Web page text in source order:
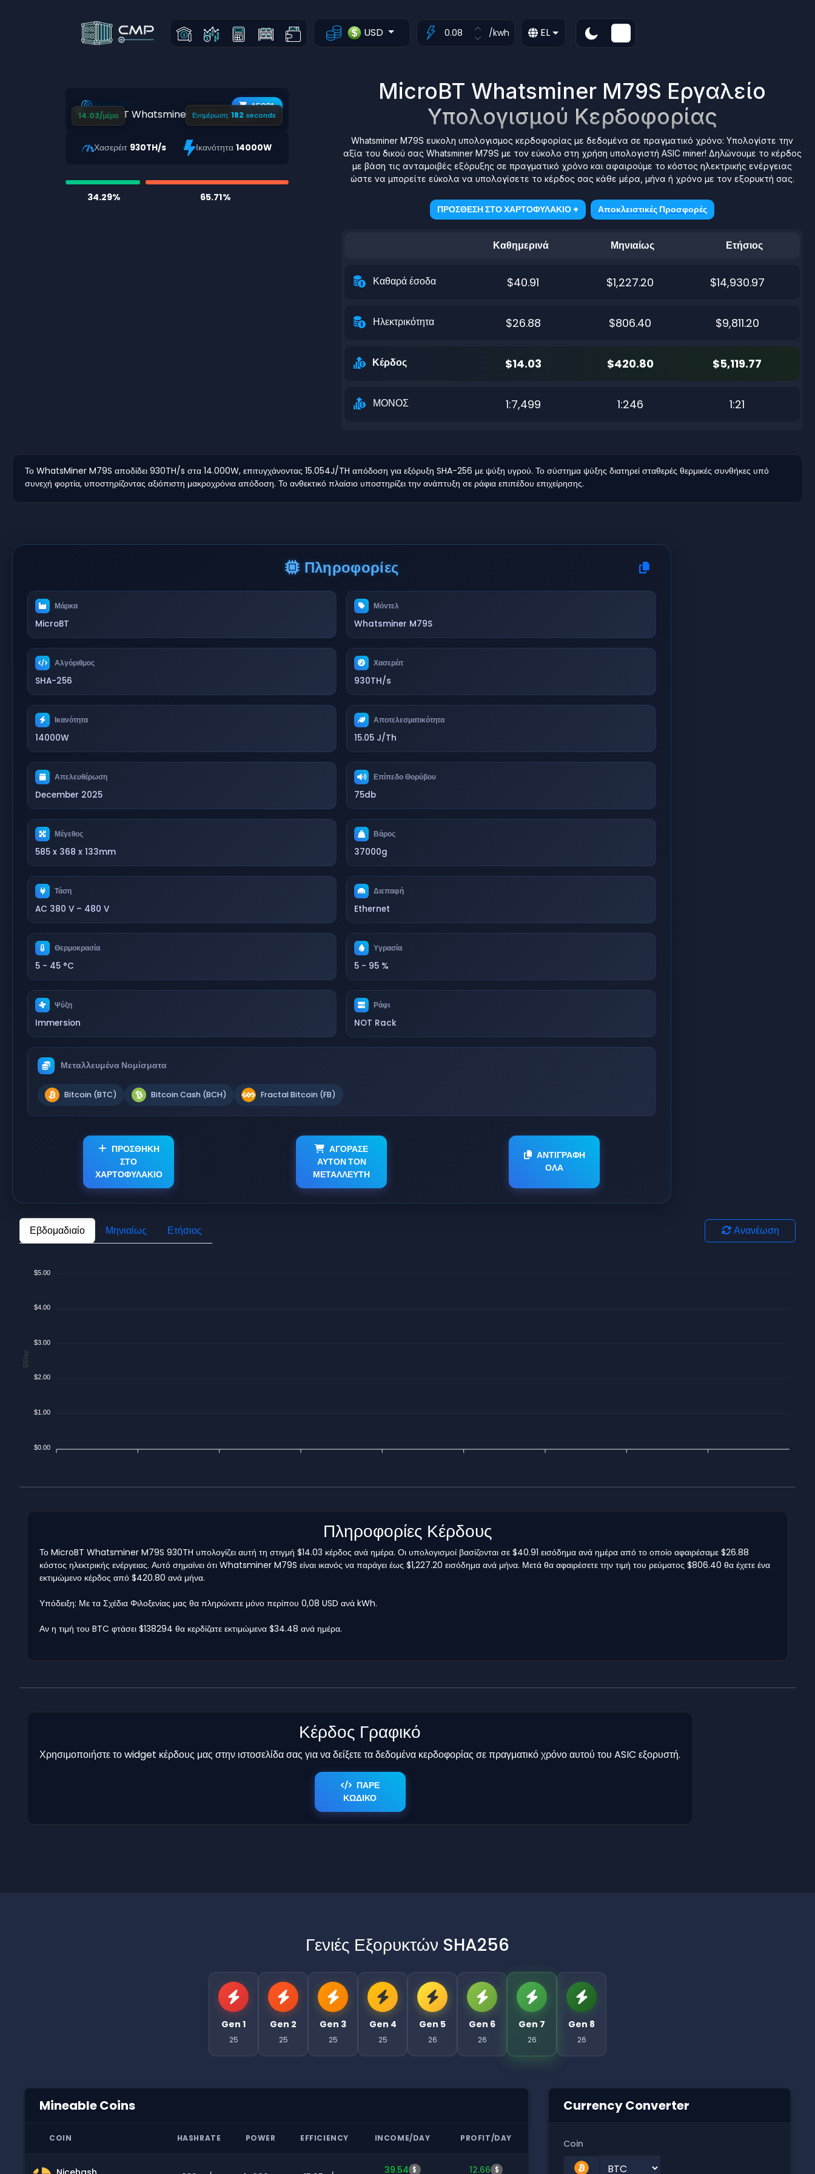
USD /kwh EL
ΑΓΟΡΑ
14.03/μέρα Ενημέρωση:181 seconds
Χασερέιτ 930TH/s Ικανότητα14000W
34.29% 65.71%
MicroBT Whatsminer M79S Εργαλείο
Υπολογισμού Κερδοφορίας
Whatsminer M79S ευκολη υπολογισμος κερδοφορίας με δεδομένα σε πραγματικό χρόνο: Υπολογίστε την
αξία του δικού σας Whatsminer M79S με τον εύκολο στη χρήση υπολογιστή ASIC miner! Δηλώνουμε το κέρδος
με βάση τις ανταμοιβές εξόρυξης σε πραγματικό χρόνο και αφαιρούμε το κόστος ηλεκτρικής ενέργειας
ώστε να μπορείτε εύκολα να υπολογίσετε το κέρδος σας κάθε μέρα, μήνα ή χρόνο με τον εξορυκτή σας.
ΠΡΟΣΘΕΣΗ ΣΤΟ ΧΑΡΤΟΦΥΛΑΚΙΟ + Αποκλειστικές Προσφορές
Καθημερινά Μηνιαίως Ετήσιος
Καθαρά έσοδα $40.91 $1,227.20 $14,930.97
Ηλεκτρικότητα $26.88 $806.40 $9,811.20
Κέρδος $14.03 $420.80 $5,119.77
ΜΟΝΟΣ 1:7,499 1:246 1:21
Το WhatsMiner M79S αποδίδει 930TH/s στα 14.000W, επιτυγχάνοντας 15.054J/TH απόδοση για εξόρυξη SHA-256 με ψύξη υγρού. Το σύστημα ψύξης διατηρεί σταθερές θερμικές συνθήκες υπό
συνεχή φορτία, υποστηρίζοντας αξιόπιστη μακροχρόνια απόδοση. Το ανθεκτικό πλαίσιο υποστηρίζει την ανάπτυξη σε ράφια επιπέδου επιχείρησης.
Πληροφορίες
Μάρκα
MicroBT
Μόντελ
Whatsminer M79S
Αλγόριθμος
SHA-256
Χασερέιτ
930TH/s
Ικανότητα
14000W
Αποτελεσματικότητα
15.05 J/Th
Απελευθέρωση
December 2025
Επίπεδο Θορύβου
75db
Μέγεθος
585 x 368 x 133mm
Βάρος
37000g
Τάση
AC 380 V – 480 V
Διεπαφή
Ethernet
Θερμοκρασία
5 - 45 °C
Υγρασία
5 - 95 %
Ψύξη
Immersion
Ράφι
NOT Rack
Μεταλλευμένα Νομίσματα
Bitcoin (BTC) Bitcoin Cash (BCH) Fractal Bitcoin (FB)
ΠΡΟΣΘΗΚΗ
ΣΤΟ
ΧΑΡΤΟΦΥΛΑΚΙΟ
ΑΓΟΡΑΣΕ
ΑΥΤΟΝ ΤΟΝ
ΜΕΤΑΛΛΕΥΤΗ
ΑΝΤΙΓΡΑΦΗ
ΟΛΑ
Εβδομαδιαίο Μηνιαίως Ετήσιος Ανανέωση
$5.00
$4.00
$3.00
$2.00
$1.00
$0.00
$/Day
Πληροφορίες Κέρδους
Το MicroBT Whatsminer M79S 930TH υπολογίζει αυτή τη στιγμή $14.03 κέρδος ανά ημέρα. Οι υπολογισμοί βασίζονται σε $40.91 εισόδημα ανά ημέρα από το οποίο αφαιρέσαμε $26.88
κόστος ηλεκτρικής ενέργειας. Αυτό σημαίνει ότι Whatsminer M79S είναι ικανός να παράγει έως $1,227.20 εισόδημα ανά μήνα. Μετά θα αφαιρέσετε την τιμή του ρεύματος $806.40 θα έχετε ένα
εκτιμώμενο κέρδος από $420.80 ανά μήνα.
Υπόδειξη: Με τα Σχέδια Φιλοξενίας μας θα πληρώνετε μόνο περίπου 0,08 USD ανά kWh.
Αν η τιμή του BTC φτάσει $138294 θα κερδίζατε εκτιμώμενα $34.48 ανά ημέρα.
Κέρδος Γραφικό
Χρησιμοποιήστε το widget κέρδους μας στην ιστοσελίδα σας για να δείξετε τα δεδομένα κερδοφορίας σε πραγματικό χρόνο αυτού του ASIC εξορυστή.
ΠΑΡΕ
ΚΩΔΙΚΟ
Γενιές Εξορυκτών SHA256
Gen 1
25
Gen 2
25
Gen 3
25
Gen 4
25
Gen 5
26
Gen 6
26
Gen 7
26
Gen 8
26
Mineable Coins
COIN HASHRATE POWER EFFICIENCY INCOME/DAY PROFIT/DAY
39.54 $ 12.66 $
Currency Converter
Coin